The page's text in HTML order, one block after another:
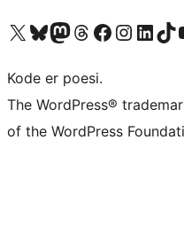
Besøg vores X (tidligere Twitter) konto
Besøg vores Bluesky-konto
Besøg vores Mastodon konto
Besøg vores Threads-konto
Besøg vores Facebook sideBesøg vores Instagram konto
Besøg vores LinkedIn
Besøg
Kode er poesi.
The WordPress®
of the WordPress